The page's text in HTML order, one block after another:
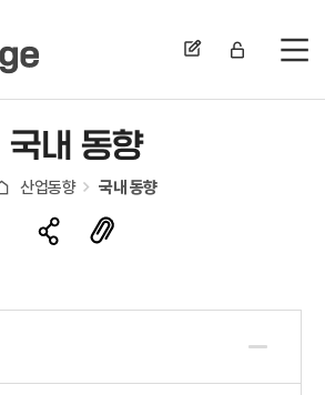
전
국내 동향
산업동향 국내 동향